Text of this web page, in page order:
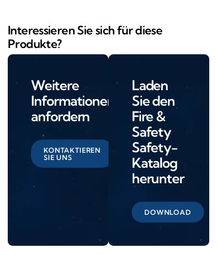
Interessieren Sie sich für diese
Produkte?
Weitere
Informationen
anfordern
KONTAKTIEREN
SIE UNS
Laden
Sie den
Fire &
Safety
Safety-
Katalog
herunter
DOWNLOAD